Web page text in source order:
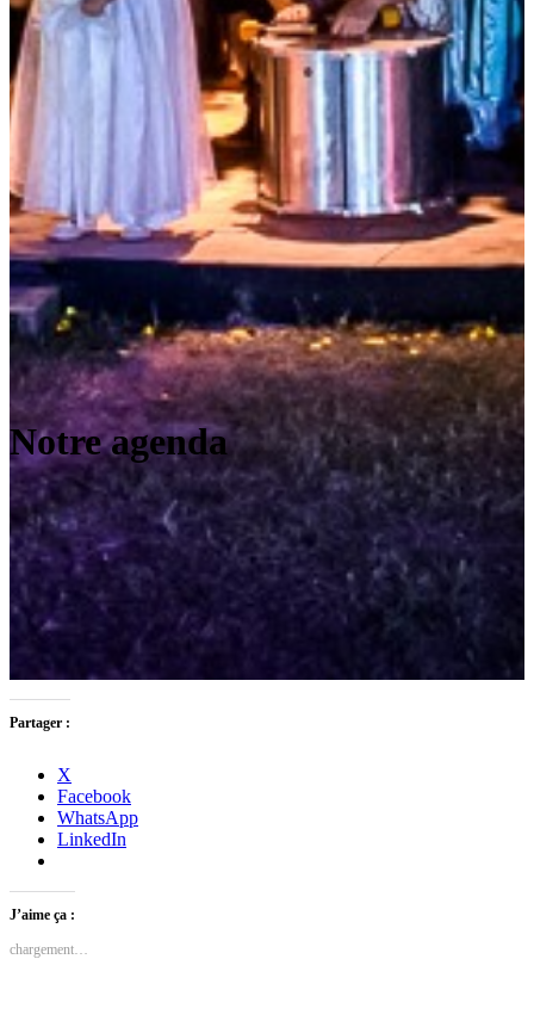
Notre agenda
Partager :
X
Facebook
WhatsApp
LinkedIn
J’aime ça :
chargement…